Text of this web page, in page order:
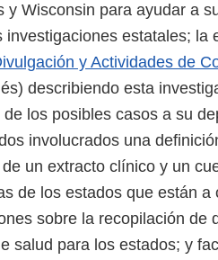
y Wisconsin para ayudar a
estatales; la
y Actividades de
describiendo esta
los posibles casos a su
involucrados una
un extracto clínico y un
de los estados que están a
sobre la recopilación de
salud para los estados; y